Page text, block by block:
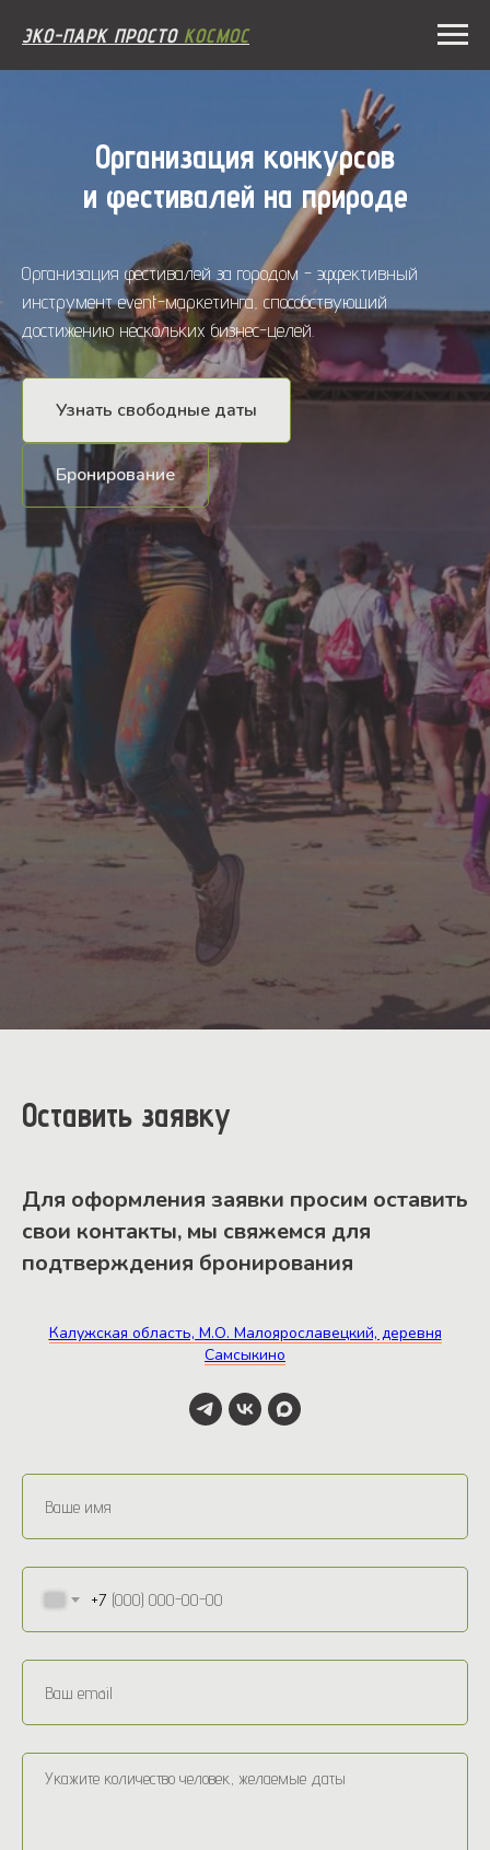
ЭКО-ПАРК ПРОСТОКОСМОС
Организация конкурсов
и фестивалей на природе
Организация фестивалей за городом - эффективный
инструмент event-маркетинга, способствующий
достижению нескольких бизнес-целей.
Узнать свободные даты
Бронирование
Оставить заявку
Для оформления заявки просим оставить
свои контакты, мы свяжемся для
подтверждения бронирования
Калужская область, М.О. Малоярославецкий, деревня
Самсыкино
+7